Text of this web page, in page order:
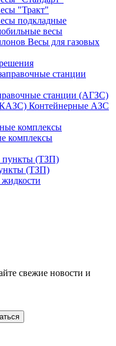
"Тракт"
подкладные
весы
Весы для газовых
станции (АГЗС)
Контейнерные АЗС
комплексы
(ТЗП)
свежие новости и